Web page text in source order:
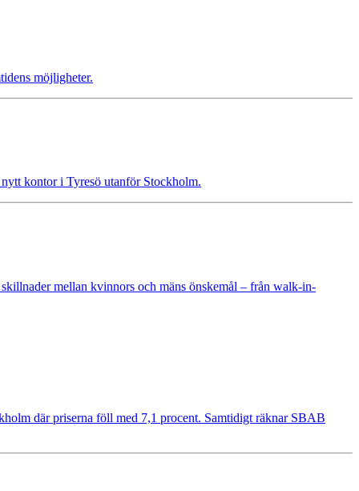
möjligheter.
kontor i Tyresö utanför Stockholm.
mellan kvinnors och mäns önskemål – från walk-in-
där priserna föll med 7,1 procent. Samtidigt räknar SBAB